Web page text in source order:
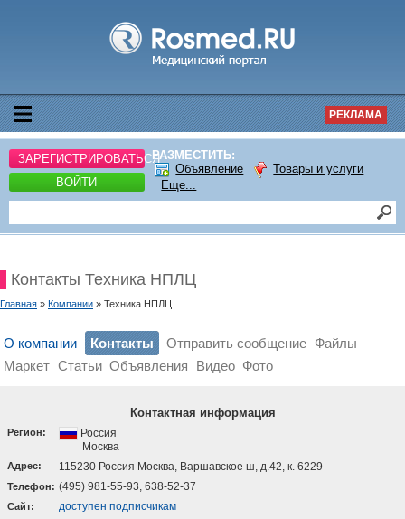
РЕКЛАМА
ЗАРЕГИСТРИРОВАТЬСЯ
ВОЙТИ
РАЗМЕСТИТЬ:
Объявление
Товары и услуги
Еще...
Контакты Техника НПЛЦ
Главная » Компании » Техника НПЛЦ
О компании Контакты Отправить сообщение Файлы
Маркет Статьи Объявления Видео Фото
Контактная информация
Регион:
Россия
Москва
Адрес: 115230 Россия Москва, Варшавское ш, д.42, к. 6229
Телефон: (495) 981-55-93, 638-52-37
Cайт: доступен подписчикам